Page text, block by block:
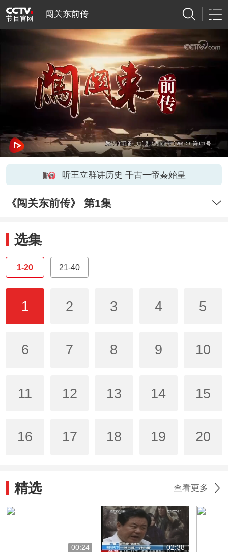
闯关东前传
听王立群讲历史 千古一帝秦始皇
《闯关东前传》 第1集
选集
1-20 21-40
1 2 3 4 5
6 7 8 9 10
11 12 13 14 15
16 17 18 19 20
精选 查看更多
00:24 02:38